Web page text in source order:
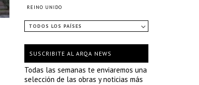
REINO UNIDO
TODOS LOS PAÍSES
SUSCRIBITE AL ARQA NEWS
Todas las semanas te enviaremos una
selección de las obras y noticias más